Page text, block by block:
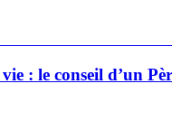
: le conseil d’un